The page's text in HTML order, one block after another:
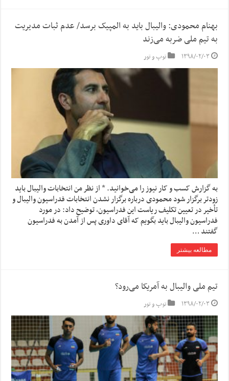
بهنام محمودی: والیبال باید به المپیک برسد/ عدم ثبات مدیریت
به تیم ملی ضربه می‌زند
۱۳۹۸/۰۲/۰۳ توپ و تور
به گزارش کسب و کار نیوز را می‌خوانید. * از نظر من انتخابات والیبال باید
زودتر برگزار شود محمودی درباره برگزار نشدن انتخابات فدراسیون والیبال و
تأخیر در تعیین تکلیف ریاست این فدراسیون، توضیح داد: در مورد
فدراسیون والیبال باید بگویم که آقای داوری پس از آمدن به فدراسیون
گفتند …
مطالعه بیشتر
تیم ملی والیبال به آمریکا می‌رود؟
۱۳۹۸/۰۲/۰۳ توپ و تور